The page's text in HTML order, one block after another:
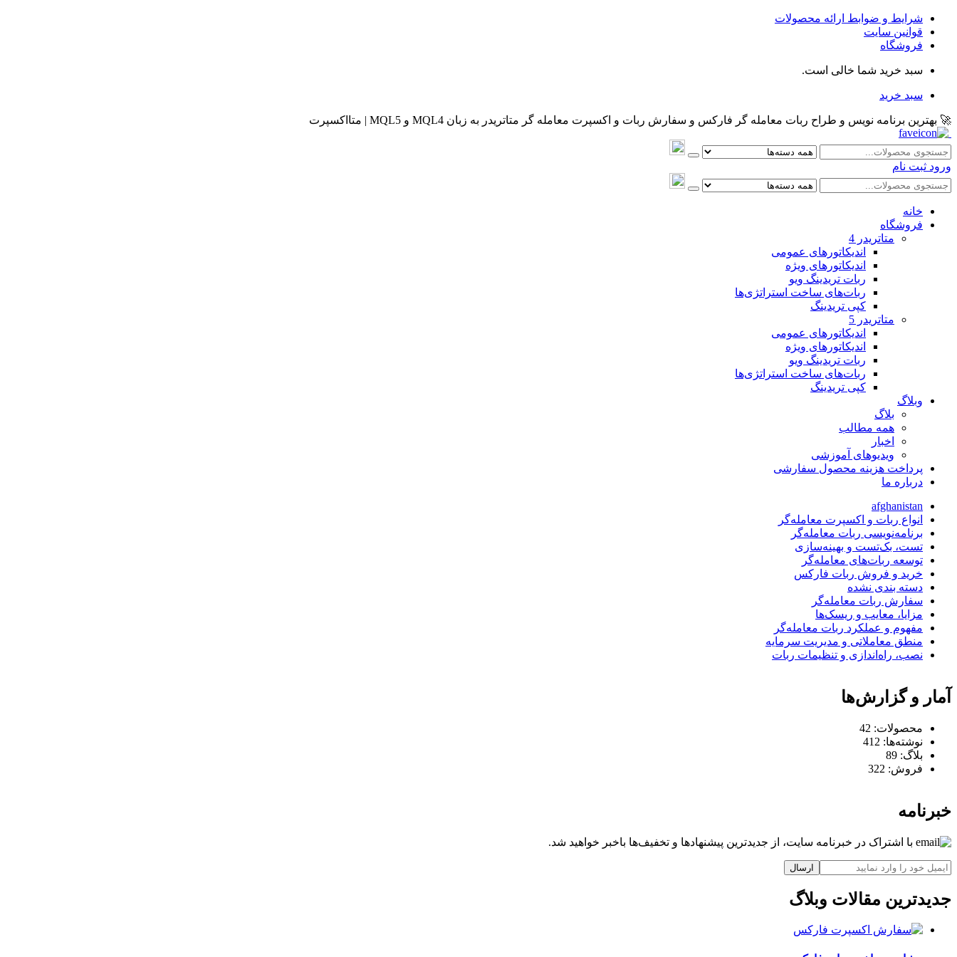
شرایط و ضوابط ارائه محصولات
قوانین سایت
فروشگاه
سبد خرید شما خالی است.
سبد خرید
🚀 بهترین برنامه نویس و طراح ربات معامله گر فارکس و سفارش ربات و اکسپرت معامله گر متاتریدر به زبان MQL4 و MQL5 | متااکسپرت
ورود ثبت نام
خانه
فروشگاه
متاتريدر 4
اندیکاتورهای عمومی
اندیکاتورهای ویژه
ربات تریدینگ ویو
ربات‌های ساخت استراتژی‌ها
کپی تریدینگ
متاتريدر 5
اندیکاتورهای عمومی
اندیکاتورهای ویژه
ربات تریدینگ ویو
ربات‌های ساخت استراتژی‌ها
کپی تریدینگ
وبلاگ
بلاگ
همه مطالب
اخبار
ویدیوهای آموزشی
پرداخت هزینه محصول سفارشی
درباره ما
afghanistan
انواع ربات و اکسپرت معامله‌گر
برنامه‌نویسی ربات معامله‌گر
تست، بک‌تست و بهینه‌سازی
توسعه ربات‌های معامله‌گر
خرید و فروش ربات فارکس
دسته بندی نشده
سفارش ربات معامله‌گر
مزایا، معایب و ریسک‌ها
مفهوم و عملکرد ربات معامله‌گر
منطق معاملاتی و مدیریت سرمایه
نصب، راه‌اندازی و تنظیمات ربات
آمار و گزارش‌ها
محصولات: 42
نوشته‌ها: 412
بلاگ: 89
فروش: 322
خبرنامه
با اشتراک در خبرنامه سایت، از جدیدترین پیشنهادها و تخفیف‌ها باخبر خواهید شد.
ارسال
جدیدترین مقالات وبلاگ